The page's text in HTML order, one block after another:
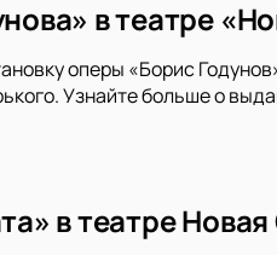
в театре
оперы «Борис
Узнайте больше о
в театре